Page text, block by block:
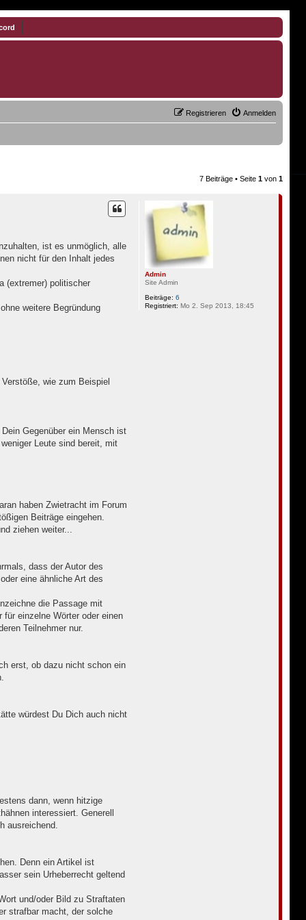
Anmelden
Registrieren
7 Beiträge • Seite1 von1
Admin
Site Admin
Beiträge: 6
Registriert: Mo 2. Sep 2013, 18:45
ist es unmöglich, alle
nicht für den Inhalt jedes
(extremer) politischer
weitere Begründung
wie zum Beispiel
Gegenüber ein Mensch ist
Leute sind bereit, mit
haben Zwietracht im Forum
Beiträge eingehen.
ziehen weiter...
dass der Autor des
eine ähnliche Art des
die Passage mit
einzelne Wörter oder einen
Teilnehmer nur.
erst, ob dazu nicht schon ein
würdest Du Dich auch nicht
dann, wenn hitzige
interessiert. Generell
ausreichend.
Denn ein Artikel ist
sein Urheberrecht geltend
und/oder Bild zu Straftaten
strafbar macht, der solche